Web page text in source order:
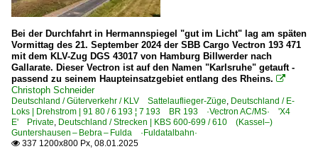
Bei der Durchfahrt in Hermannspiegel "gut im Licht" lag am späten
Vormittag des 21. September 2024 der SBB Cargo Vectron 193 471
mit dem KLV-Zug DGS 43017 von Hamburg Billwerder nach
Gallarate. Dieser Vectron ist auf den Namen "Karlsruhe" getauft -
passend zu seinem Haupteinsatzgebiet entlang des Rheins. 
Christoph Schneider
Deutschland / Güterverkehr / KLV Sattelauflieger-Züge, Deutschland / E-
Loks | Drehstrom | 91 80 / 6 193 ¦ 7 193 BR 193 ·Vectron AC/MS· 'X4
E' Private, Deutschland / Strecken | KBS 600-699 / 610 (Kassel–)
Guntershausen – Bebra – Fulda ·Fuldatalbahn·
 337 1200x800 Px, 08.01.2025